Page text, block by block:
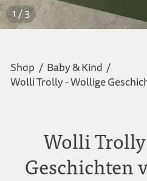
1 / 3
Shop / Baby & Kind /
Wolli Trolly - Wollige
Wolli
Geschichten